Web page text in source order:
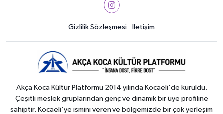
Gizlilik Sözleşmesi İletişim
Akça Koca Kültür Platformu 2014 yılında Kocaeli'de kuruldu.
Çeşitli meslek gruplarından genç ve dinamik bir üye profiline
sahiptir. Kocaeli'ye ismini veren ve bölgemizde bir çok yerleşim